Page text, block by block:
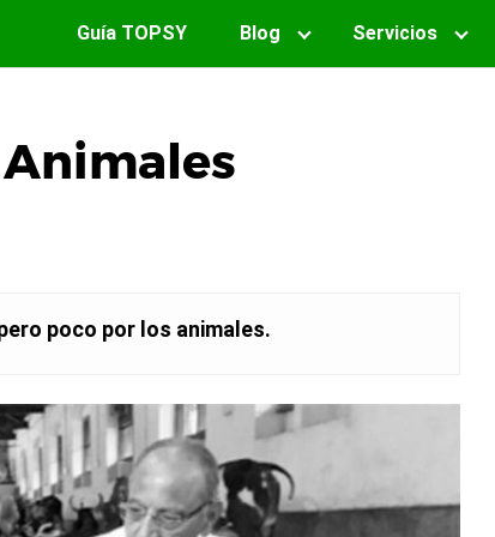
Guía TOPSY Blog Servicios
poco por los animales.